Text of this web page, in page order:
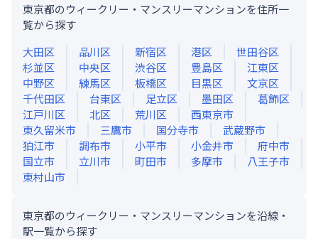
東京都のウィークリー・マンスリーマンションを住所一
覧から探す
大田区
品川区 新宿区 港区
世田谷区
杉並区
中央区 渋谷区 豊島区
江東区
中野区
練馬区 板橋区 目黒区
文京区
千代田区
台東区 足立区 墨田区
葛飾区
江戸川区
北区 荒川区
西東京市
東久留米市
三鷹市 国分寺市
武蔵野市
狛江市
調布市 小平市 小金井市
府中市
国立市
立川市 町田市 多摩市
八王子市
東村山市
東京都のウィークリー・マンスリーマンションを沿線・
駅一覧から探す